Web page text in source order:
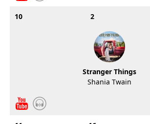
10 2
Stranger Things
Shania Twain